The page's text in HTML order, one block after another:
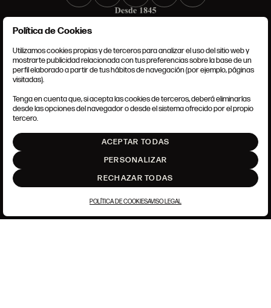
CONDICIONES GENERALES
POLÍTICA DE COOKIES
AJUSTE DE COOKIES
Política de Cookies
Utilizamos cookies propias y de terceros para analizar el uso del sitio web y
mostrarte publicidad relacionada con tus preferencias sobre la base de un
perfil elaborado a partir de tus hábitos de navegación (por ejemplo, páginas
visitadas).
Tenga en cuenta que, si acepta las cookies de terceros, deberá eliminarlas
desde las opciones del navegador o desde el sistema ofrecido por el propio
tercero.
ACEPTAR TODAS
PERSONALIZAR
RECHAZAR TODAS
POLÍTICA DE COOKIESAVISO LEGAL